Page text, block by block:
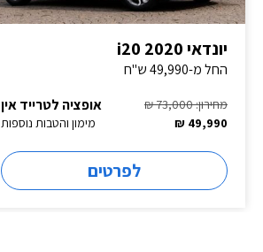
יונדאי i20 2020
החל מ-49,990 ש"ח
אופציה לטרייד אין
מחירון: 73,000 ₪
מימון והטבות נוספות
49,990 ₪
לפרטים